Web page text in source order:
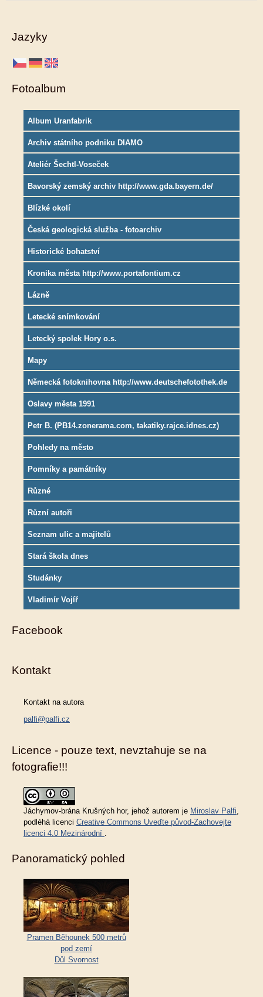
Jazyky
Fotoalbum
Album Uranfabrik
Archiv státního podniku DIAMO
Ateliér Šechtl-Voseček
Bavorský zemský archiv http://www.gda.bayern.de/
Blízké okolí
Česká geologická služba - fotoarchiv
Historické bohatství
Kronika města http://www.portafontium.cz
Lázně
Letecké snímkování
Letecký spolek Hory o.s.
Mapy
Německá fotoknihovna http://www.deutschefotothek.de
Oslavy města 1991
Petr B. (PB14.zonerama.com, takatiky.rajce.idnes.cz)
Pohledy na město
Pomníky a památníky
Různé
Různí autoři
Seznam ulic a majitelů
Stará škola dnes
Studánky
Vladimír Vojíř
Facebook
Kontakt
Kontakt na autora
palfi@palfi.cz
Licence - pouze text, nevztahuje se na
fotografie!!!
Jáchymov-brána Krušných hor, jehož autorem je Miroslav Palfi,
podléhá licenci Creative Commons Uveďte původ-Zachovejte
licenci 4.0 Mezinárodní .
Panoramatický pohled
Pramen Běhounek 500 metrů
pod zemí
Důl Svornost